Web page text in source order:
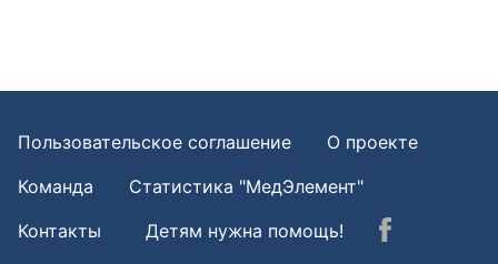
Пользовательское соглашение
О проекте
Команда
Статистика "МедЭлемент"
Контакты
Детям нужна помощь!